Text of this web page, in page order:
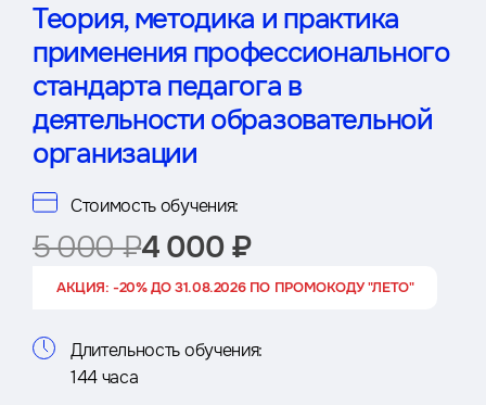
Теория, методика и практика
применения профессионального
стандарта педагога в
деятельности образовательной
организации
Стоимость обучения:
5 000 ₽4 000 ₽
АКЦИЯ: -20% ДО 31.08.2026 ПО ПРОМОКОДУ "ЛЕТО"
Длительность обучения:
144 часа